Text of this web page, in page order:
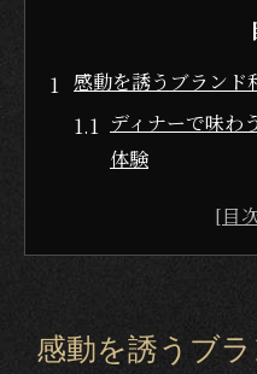
感動を誘うブランド
ディナーで味わ
体験
サラスヴァティ
感動を誘うブ